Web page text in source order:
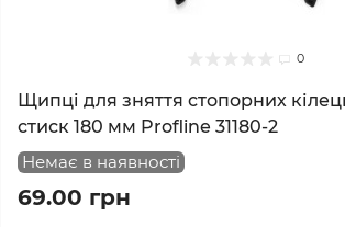
0
Щипці для зняття стопорних
стиск 180 мм Profline 31180-2
Немає в наявності
69.00 грн